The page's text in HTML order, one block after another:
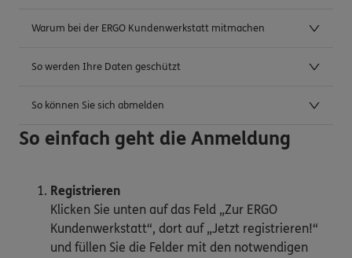
Warum bei der ERGO Kundenwerkstatt mitmachen
So werden Ihre Daten geschützt
So können Sie sich abmelden
So einfach geht die Anmeldung
Registrieren
Klicken Sie unten auf das Feld „Zur ERGO
Kundenwerkstatt“, dort auf „Jetzt registrieren!“
und füllen Sie die Felder mit den notwendigen